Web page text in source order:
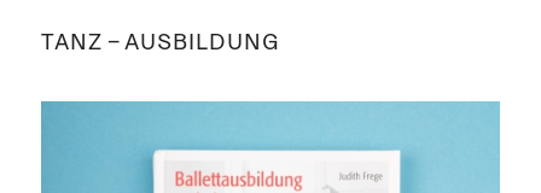
TANZ – AUSBILDUNG